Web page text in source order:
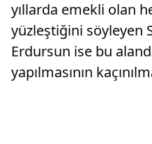
yıllarda emekli olan
yüzleştiğini söyleyen
Erdursun ise bu
yapılmasının